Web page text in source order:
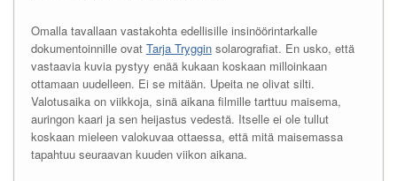
Omalla tavallaan vastakohta edellisille insinöörintarkalle
dokumentoinnille ovat Tarja Trygginsolarografiat. En usko, että
vastaavia kuvia pystyy enää kukaan koskaan milloinkaan
ottamaan uudelleen. Ei se mitään. Upeita ne olivat silti.
Valotusaika on viikkoja, sinä aikana filmille tarttuu maisema,
auringon kaari ja sen heijastus vedestä. Itselle ei ole tullut
koskaan mieleen valokuvaa ottaessa, että mitä maisemassa
tapahtuu seuraavan kuuden viikon aikana.